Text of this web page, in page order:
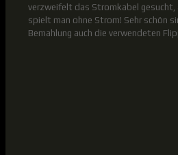
verzweifelt das Stromkabel gesucht,
spielt man ohne Strom! Sehr schön
Bemahlung auch die verwendeten